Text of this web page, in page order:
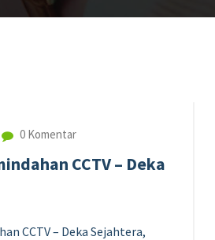
0 Komentar
CCTV – Deka
CCTV – Deka Sejahtera,